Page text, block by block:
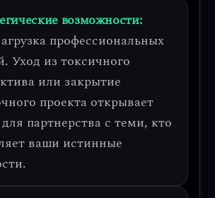
возможности:
профессиональных
. Уход из токсичного
или закрытие
проекта открывает
партнерства с теми, кто
ваши истинные